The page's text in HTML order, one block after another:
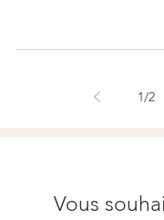
1/2
Vous